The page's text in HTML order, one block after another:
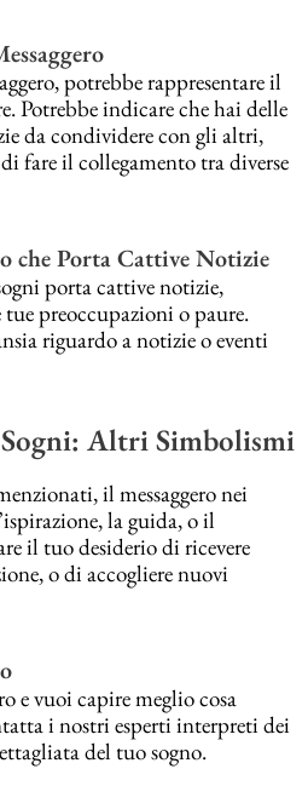
potrebbe rappresentare il
Potrebbe indicare che hai delle
da condividere con gli altri,
fare il collegamento tra diverse
che Porta Cattive Notizie
porta cattive notizie,
preoccupazioni o paure.
riguardo a notizie o eventi
Altri Simbolismi
il messaggero nei
la guida, o il
il tuo desiderio di ricevere
o di accogliere nuovi
e vuoi capire meglio cosa
i nostri esperti interpreti dei
del tuo sogno.